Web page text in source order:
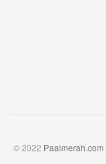
© 2022 Paalmerah.com